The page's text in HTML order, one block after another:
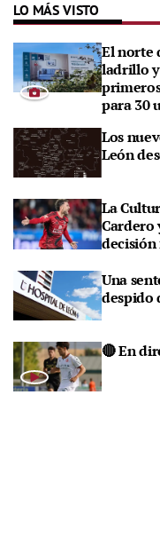
LO MÁS VISTO
El norte
ladrillo y
para 30
Los
León
La
Cardero
Una
despido
🔴 En